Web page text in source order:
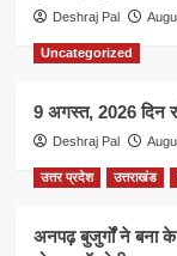
Deshraj Pal
Uncategorized
9 अगस्त, 2026 दिन
Deshraj Pal
उत्तर प्रदेश उत्तराखंड
अनपढ़ बुजुर्गों ने बना